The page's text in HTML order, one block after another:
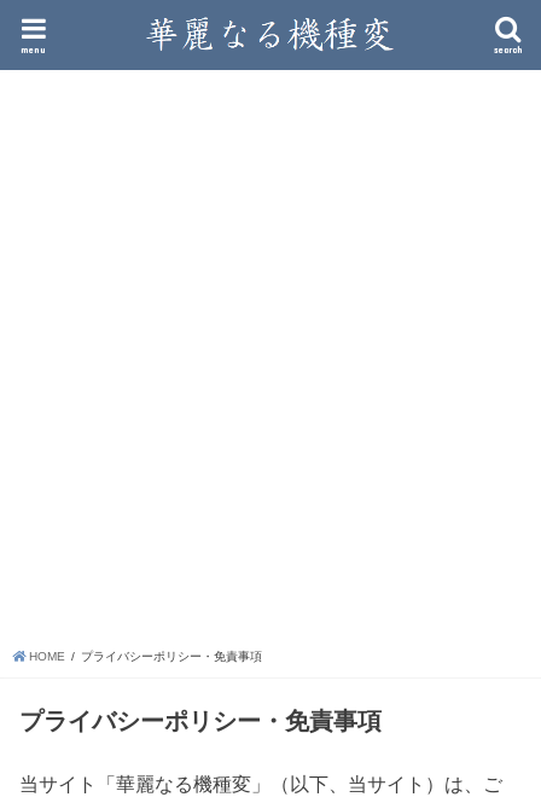
search
menu
HOME プライバシーポリシー・免責事項
プライバシーポリシー・免責事項
当サイト「華麗なる機種変」（以下、当サイト）は、ご